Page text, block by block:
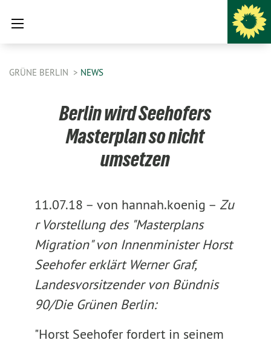
GRÜNE BERLIN NEWS
Berlin wird Seehofers
Masterplan so nicht
umsetzen
11.07.18 – von hannah.koenig – Zu
r Vorstellung des "Masterplans
Migration" von Innenminister Horst
Seehofer erklärt Werner Graf,
Landesvorsitzender von Bündnis
90/Die Grünen Berlin:
"Horst Seehofer fordert in seinem